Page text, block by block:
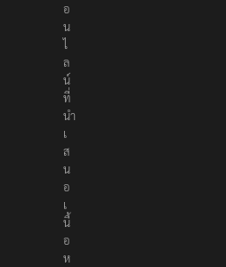
อ
อ
น
ไ
ล
น์
ที่
นำ
เ
ส
น
อ
เ
นื้
อ